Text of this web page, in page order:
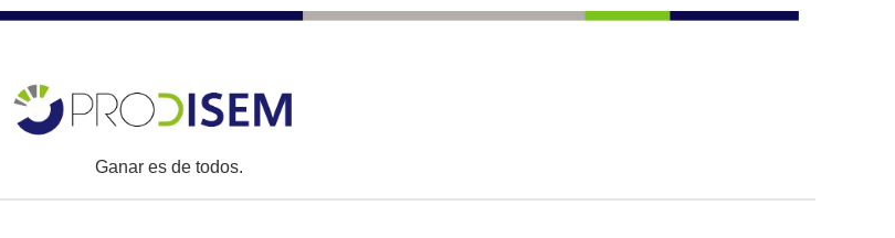
Ganar es de todos.